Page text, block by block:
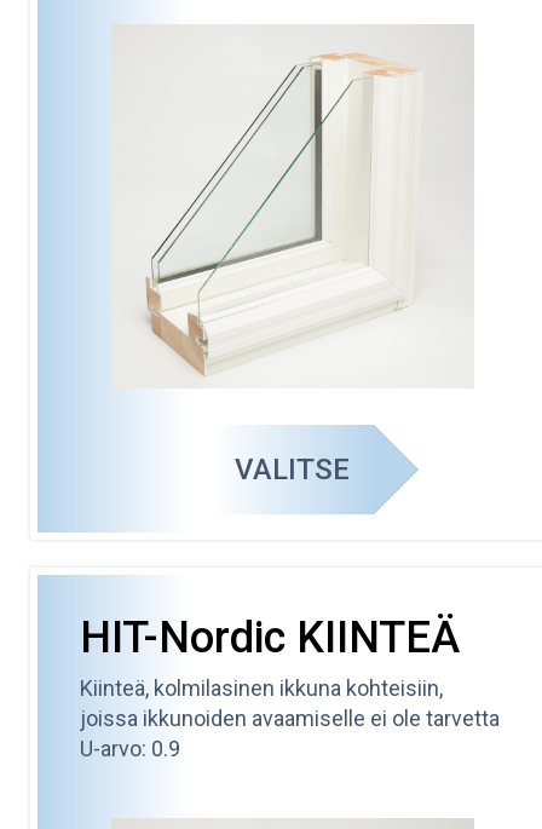
VALITSE
HIT-Nordic KIINTEÄ
Kiinteä, kolmilasinen ikkuna kohteisiin,
joissa ikkunoiden avaamiselle ei ole tarvetta
U-arvo: 0.9